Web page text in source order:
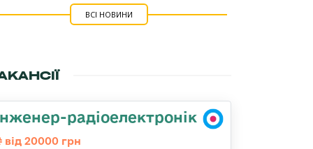
ВСІ НОВИНИ
радіоелектронік
від 20000 грн